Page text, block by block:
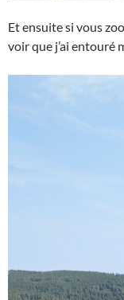
Et ensuite si vous
voir que j’ai entouré